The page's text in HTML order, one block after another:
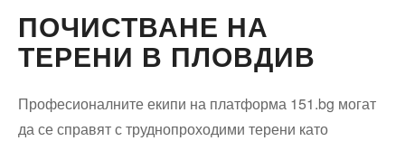
ПОЧИСТВАНЕ НА
ТЕРЕНИ В ПЛОВДИВ
Професионалните екипи на платформа 151.bg могат
да се справят с труднопроходими терени като